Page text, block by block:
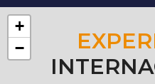
+
−